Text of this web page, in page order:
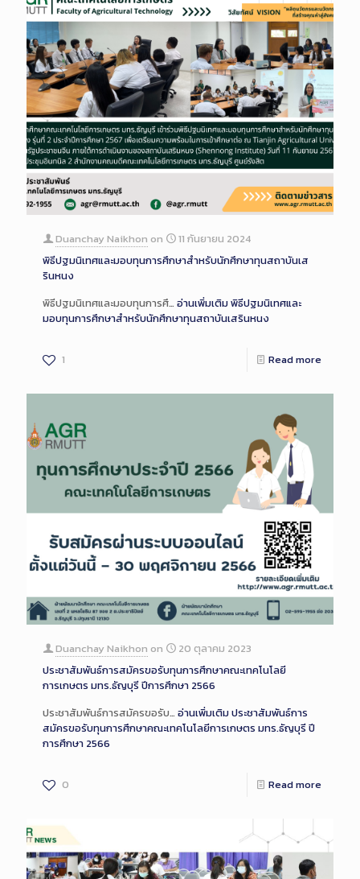
Duanchay Naikhon on
11 กันยายน 2024
พิธีปฐมนิเทศและมอบทุนการศึกษาสำหรับนักศึกษาทุนสถาบันเส
รินหนง
พิธีปฐมนิเทศและมอบทุนการศึ… อ่านเพิ่มเติมพิธีปฐมนิเทศและ
มอบทุนการศึกษาสำหรับนักศึกษาทุนสถาบันเสรินหนง
1 Read more
Duanchay Naikhon on
20 ตุลาคม 2023
ประชาสัมพันธ์การสมัครขอรับทุนการศึกษาคณะเทคโนโลยี
การเกษตร มทร.ธัญบุรี ปีการศึกษา 2566
ประชาสัมพันธ์การสมัครขอรับ… อ่านเพิ่มเติมประชาสัมพันธ์การ
สมัครขอรับทุนการศึกษาคณะเทคโนโลยีการเกษตร มทร.ธัญบุรี ปี
การศึกษา 2566
0 Read more